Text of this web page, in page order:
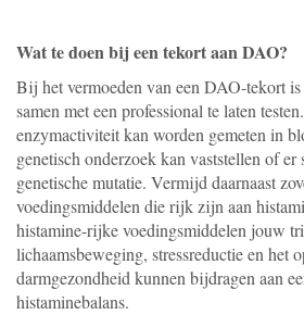
Wat te doen bij een tekort aan DAO?
Bij het vermoeden van een DAO-tekort
samen met een professional te laten
enzymactiviteit kan worden gemeten in
genetisch onderzoek kan vaststellen of er
genetische mutatie. Vermijd daarnaast
voedingsmiddelen die rijk zijn aan
histamine-rijke voedingsmiddelen jouw
lichaamsbeweging, stressreductie en het
darmgezondheid kunnen bijdragen aan
histaminebalans.